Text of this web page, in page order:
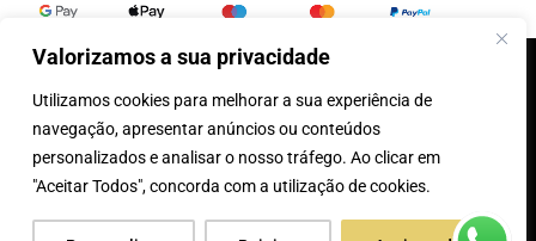
Valorizamos a sua privacidade
Utilizamos cookies para melhorar a sua experiência de
navegação, apresentar anúncios ou conteúdos
personalizados e analisar o nosso tráfego. Ao clicar em
"Aceitar Todos", concorda com a utilização de cookies.
® 2025, Caparica Peles